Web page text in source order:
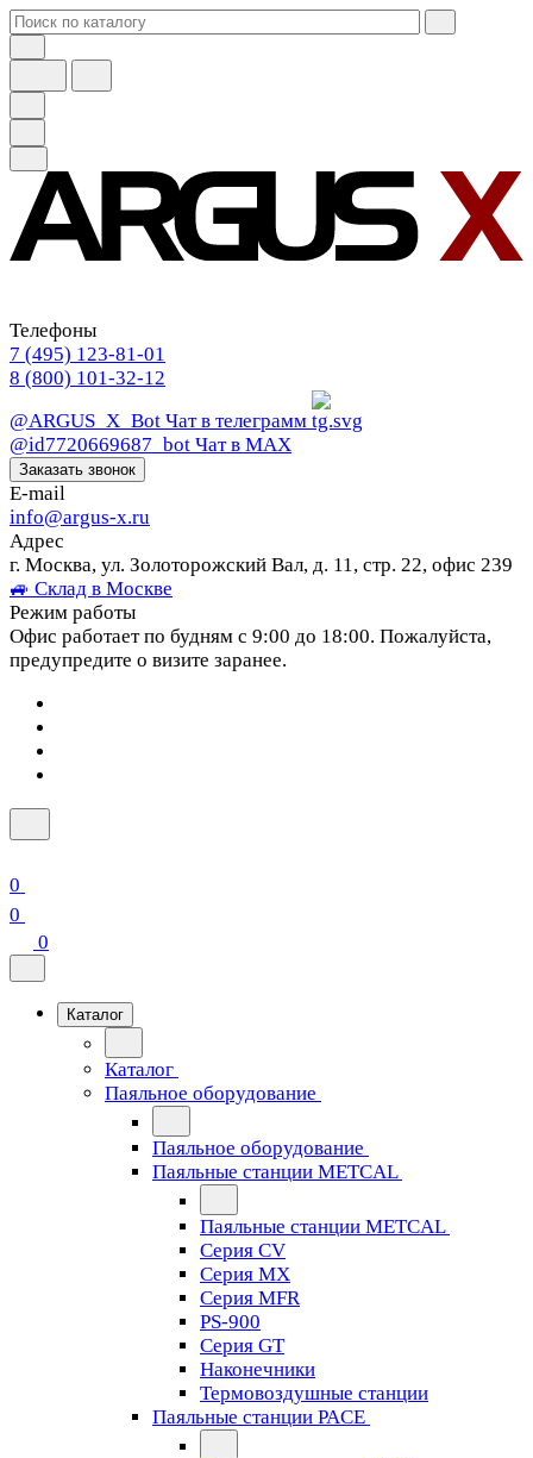
Телефоны
7 (495) 123-81-01
8 (800) 101-32-12
@ARGUS_X_Bot Чат в телеграмм
@id7720669687_bot Чат в МАХ
Заказать звонок
E-mail
info@argus-x.ru
Адрес
г. Москва, ул. Золоторожский Вал, д. 11, стр. 22, офис 239
🚙 Склад в Москве
Режим работы
Офис работает по будням с 9:00 до 18:00. Пожалуйста,
предупредите о визите заранее.
0
0
0
Каталог
Каталог
Паяльное оборудование
Паяльное оборудование
Паяльные станции METCAL
Паяльные станции METCAL
Серия CV
Серия MX
Серия MFR
PS-900
Серия GT
Наконечники
Термовоздушные станции
Паяльные станции PACE